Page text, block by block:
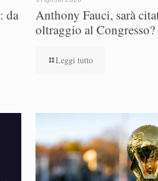
da
Anthony Fauci, sarà
oltraggio al Congresso?
Leggi tutto